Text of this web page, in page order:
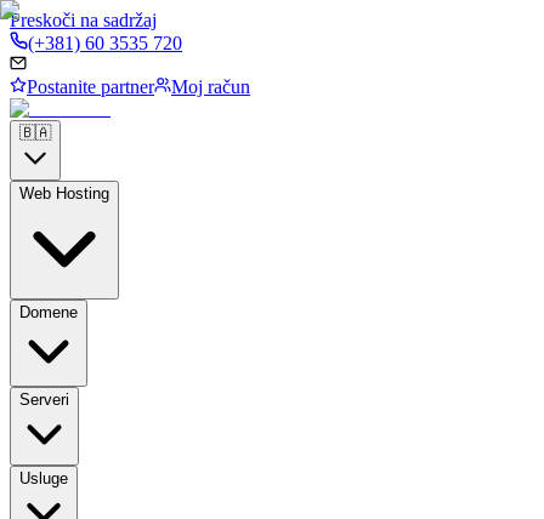
Preskoči na sadržaj
(+381) 60 3535 720
Postanite partner Moj račun
🇧🇦
Web Hosting
Domene
Serveri
Usluge